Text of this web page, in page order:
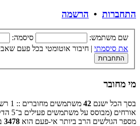
התחברות • הרשמה
שם משתמש: סיסמה:
את סיסמתי | חיבור אוטומטי בכל פעם
מי מחובר
בסך הכל ישנם 42
אורחים (מבוסס על משתמשים פעילים ב־5 הדקות האחרונות)
מספר הגולשים הרב ביותר אי-פעם הוא 3478 ב 14